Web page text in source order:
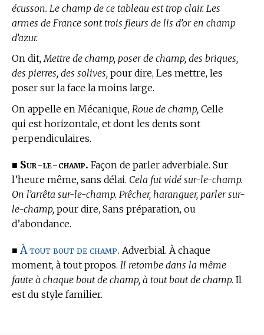
écusson. Le champ de ce tableau est trop clair. Les
armes de France sont trois fleurs de lis d’or en champ
d’azur.
On dit,Mettre de champ, poser de champ, des briques,
des pierres, des solives, pour dire, Les mettre, les
poser sur la face la moins large.
On appelle en Mécanique, Roue de champ, Celle
qui est horizontale, et dont les dents sont
perpendiculaires.
■ Sur-le-champ. Façon de parler adverbiale. Sur
l’heure même, sans délai. Cela fut vidé sur-le-champ.
On l’arrêta sur-le-champ. Prêcher, haranguer, parler sur-
le-champ, pour dire, Sans préparation, ou
d’abondance.
■À tout bout de champ. Adverbial. À chaque
moment, à tout propos. Il retombe dans la même
faute à chaque bout de champ, à tout bout de champ. Il
est du style familier.